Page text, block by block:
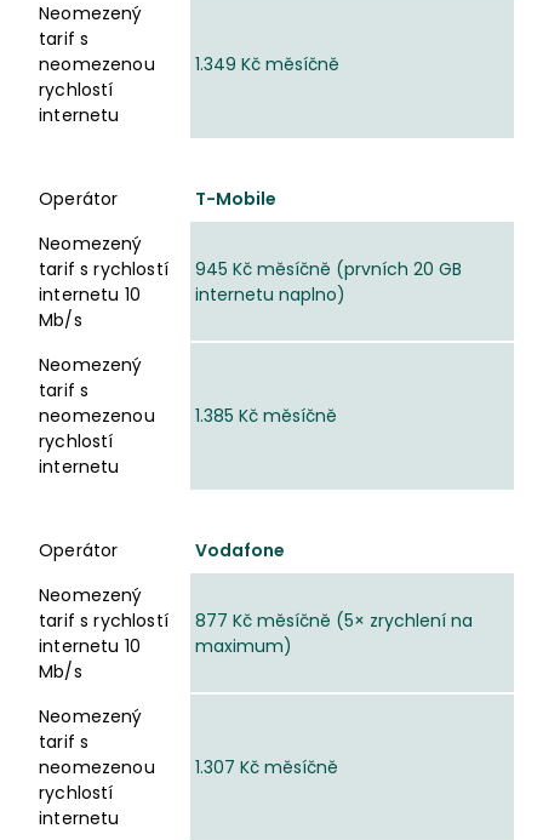
Neomezený
tarif s
neomezenou
rychlostí
internetu
1.349 Kč měsíčně
Operátor
T-Mobile
Neomezený
tarif s rychlostí
internetu 10
Mb/s
945 Kč měsíčně (prvních 20 GB
internetu naplno)
Neomezený
tarif s
neomezenou
rychlostí
internetu
1.385 Kč měsíčně
Operátor
Vodafone
Neomezený
tarif s rychlostí
internetu 10
Mb/s
877 Kč měsíčně (5× zrychlení na
maximum)
Neomezený
tarif s
neomezenou
rychlostí
internetu
1.307 Kč měsíčně